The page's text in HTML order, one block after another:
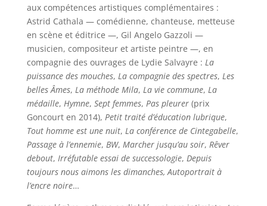
aux compétences artistiques complémentaires :
Astrid Cathala — comédienne, chanteuse, metteuse
en scène et éditrice —, Gil Angelo Gazzoli —
musicien, compositeur et artiste peintre —, en
compagnie des ouvrages de Lydie Salvayre : La
puissance des mouches, La compagnie des spectres, Les
belles Âmes, La méthode Mila, La vie commune, La
médaille, Hymne, Sept femmes, Pas pleurer(prix
Goncourt en 2014), Petit traité d’éducation lubrique,
Tout homme est une nuit, La conférence de Cintegabelle,
Passage à l’ennemie, BW, Marcher jusqu’au soir, Rêver
debout, Irréfutable essai de successologie, Depuis
toujours nous aimons les dimanches, Autoportrait à
l’encre noire…